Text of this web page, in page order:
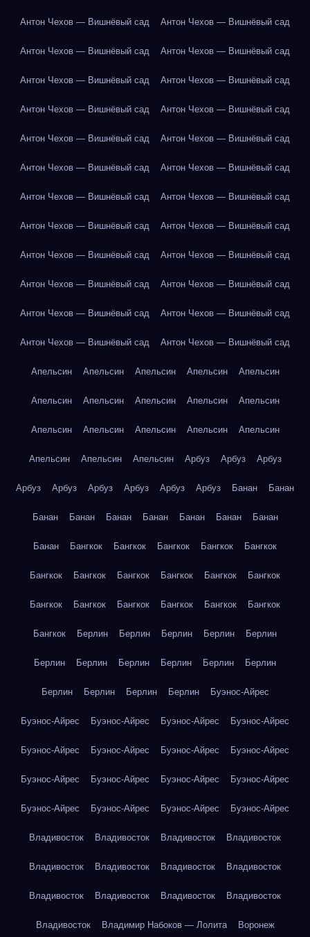
Антон Чехов — Вишнёвый сад Антон Чехов — Вишнёвый сад
Антон Чехов — Вишнёвый сад Антон Чехов — Вишнёвый сад
Антон Чехов — Вишнёвый сад Антон Чехов — Вишнёвый сад
Антон Чехов — Вишнёвый сад Антон Чехов — Вишнёвый сад
Антон Чехов — Вишнёвый сад Антон Чехов — Вишнёвый сад
Антон Чехов — Вишнёвый сад Антон Чехов — Вишнёвый сад
Антон Чехов — Вишнёвый сад Антон Чехов — Вишнёвый сад
Антон Чехов — Вишнёвый сад Антон Чехов — Вишнёвый сад
Антон Чехов — Вишнёвый сад Антон Чехов — Вишнёвый сад
Антон Чехов — Вишнёвый сад Антон Чехов — Вишнёвый сад
Антон Чехов — Вишнёвый сад Антон Чехов — Вишнёвый сад
Антон Чехов — Вишнёвый сад Антон Чехов — Вишнёвый сад
Апельсин Апельсин Апельсин Апельсин Апельсин
Апельсин Апельсин Апельсин Апельсин Апельсин
Апельсин Апельсин Апельсин Апельсин Апельсин
Апельсин Апельсин Апельсин Арбуз Арбуз Арбуз
Арбуз Арбуз Арбуз Арбуз Арбуз Арбуз Банан Банан
Банан Банан Банан Банан Банан Банан Банан
Банан Бангкок Бангкок Бангкок Бангкок Бангкок
Бангкок Бангкок Бангкок Бангкок Бангкок Бангкок
Бангкок Бангкок Бангкок Бангкок Бангкок Бангкок
Бангкок Берлин Берлин Берлин Берлин Берлин
Берлин Берлин Берлин Берлин Берлин Берлин
Берлин Берлин Берлин Берлин Буэнос-Айрес
Буэнос-Айрес Буэнос-Айрес Буэнос-Айрес Буэнос-Айрес
Буэнос-Айрес Буэнос-Айрес Буэнос-Айрес Буэнос-Айрес
Буэнос-Айрес Буэнос-Айрес Буэнос-Айрес Буэнос-Айрес
Буэнос-Айрес Буэнос-Айрес Буэнос-Айрес Буэнос-Айрес
Владивосток Владивосток Владивосток Владивосток
Владивосток Владивосток Владивосток Владивосток
Владивосток Владивосток Владивосток Владивосток
Владивосток Владимир Набоков — Лолита Воронеж